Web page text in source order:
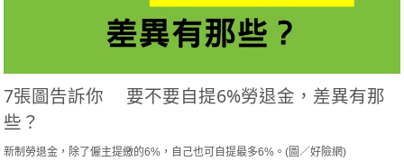
7張圖告訴你 要不要自提6%勞退金，差異有那
些？
新制勞退金，除了僱主提繳的6%，自己也可自提最多6%。(圖／好險網)